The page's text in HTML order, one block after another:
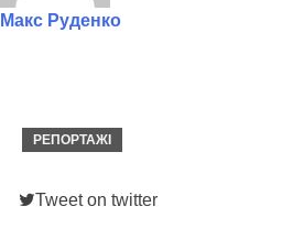
Макс Руденко
РЕПОРТАЖІ
Tweet on twitter